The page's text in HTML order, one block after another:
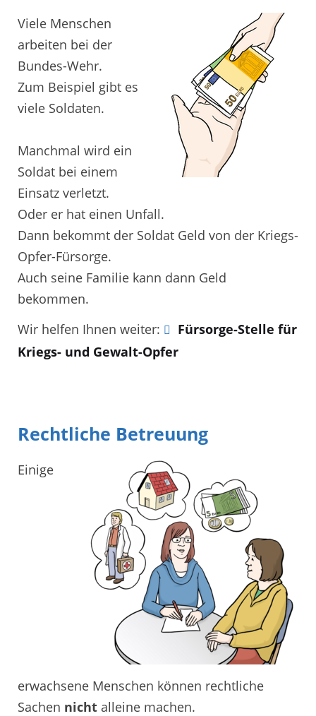
Viele Menschen
arbeiten bei der
Bundes-Wehr.
Zum Beispiel gibt es
viele Soldaten.
Manchmal wird ein
Soldat bei einem
Einsatz verletzt.
Oder er hat einen Unfall.
Dann bekommt der Soldat Geld von der Kriegs-
Opfer-Fürsorge.
Auch seine Familie kann dann Geld
bekommen.
Wir helfen Ihnen weiter:
Fürsorge-Stelle für
Kriegs- und Gewalt-Opfer
Rechtliche Betreuung
Einige
erwachsene Menschen können rechtliche
Sachen nicht alleine machen.